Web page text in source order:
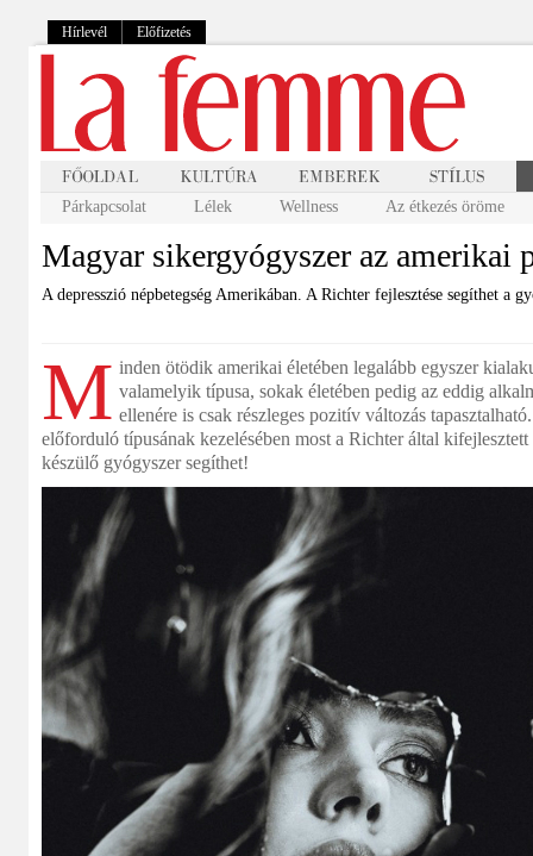
Hírlevél Előfizetés
Párkapcsolat Lélek Wellness Az étkezés öröme
Magyar sikergyógyszer az amerikai
A depresszió népbetegség Amerikában. A Richter fejlesztése segíthet a
M inden ötödik amerikai életében legalább egyszer
valamelyik típusa, sokak életében pedig az eddig
ellenére is csak részleges pozitív változás
előforduló típusának kezelésében most a Richter által
készülő gyógyszer segíthet!